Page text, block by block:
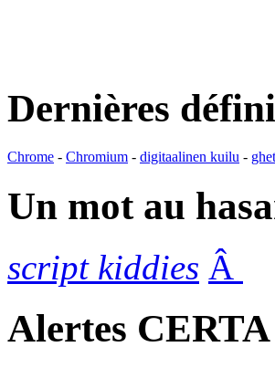
Dernières
Chrome - Chromium - digitaalinen kuilu -
Un mot au
script kiddies Â
Alertes CERTA